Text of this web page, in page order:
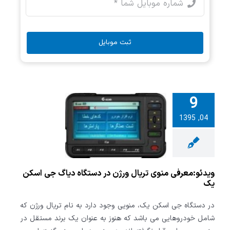
9
04, 1395منوی
در دستگاه
اسکن یک
ویدئو:معرفی منوی تریال ورژن در دستگاه دیاگ جی اسکن
یک
در دستگاه جی اسکن یک، منویی وجود دارد به نام تریال ورژن که
شامل خودروهایی می باشد که هنوز به عنوان یک برند مستقل در
ثبت موبایل